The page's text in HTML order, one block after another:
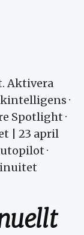
link
Aktivera
·
Spotlight ·
| 23 april
·